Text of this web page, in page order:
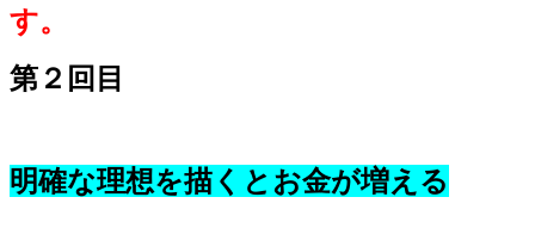
す。
第２回目
明確な理想を描くとお金が増える